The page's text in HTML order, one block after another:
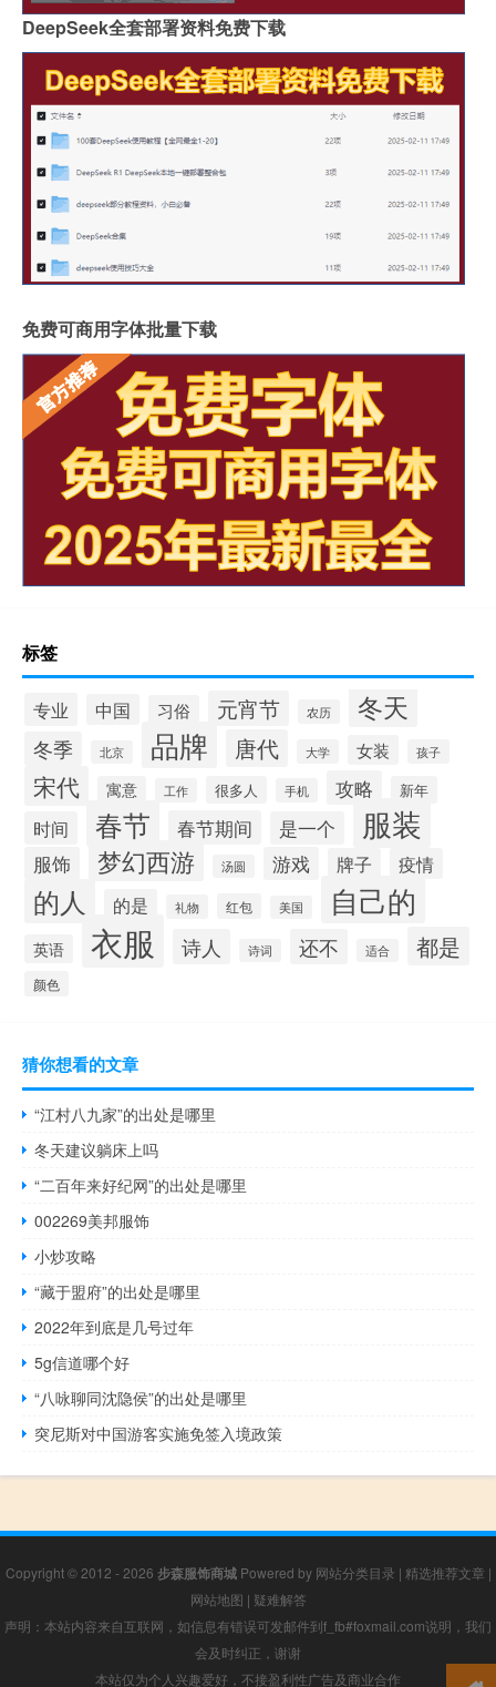
DeepSeek全套部署资料免费下载
免费可商用字体批量下载
标签
专业 中国 习俗 元宵节 农历 冬天
冬季 北京 品牌 唐代 大学 女装 孩子
宋代 寓意 工作 很多人 手机 攻略 新年
时间 春节 春节期间 是一个 服装
服饰 梦幻西游 汤圆 游戏 牌子 疫情
的人 的是 礼物 红包 美国 自己的
英语 衣服 诗人 诗词 还不 适合 都是
颜色
猜你想看的文章
“江村八九家”的出处是哪里
冬天建议躺床上吗
“二百年来好纪网”的出处是哪里
002269美邦服饰
小炒攻略
“藏于盟府”的出处是哪里
2022年到底是几号过年
5g信道哪个好
“八咏聊同沈隐侯”的出处是哪里
突尼斯对中国游客实施免签入境政策
Copyright © 2012 - 2026 步森服饰商城Powered by 网站分类目录 | 精选推荐文章 |
网站地图 | 疑难解答
声明：本站内容来自互联网，如信息有错误可发邮件到f_fb#foxmail.com说明，我们
会及时纠正，谢谢
本站仅为个人兴趣爱好，不接盈利性广告及商业合作